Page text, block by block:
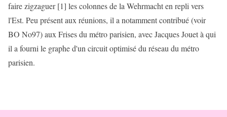
faire zigzaguer [1] les colonnes de la Wehrmacht en repli vers
l'Est. Peu présent aux réunions, il a notamment contribué (voir
BO No97) aux Frises du métro parisien, avec Jacques Jouet à qui
il a fourni le graphe d'un circuit optimisé du réseau du métro
parisien.